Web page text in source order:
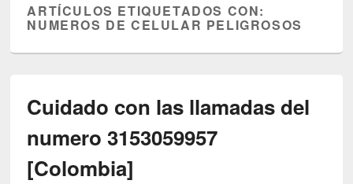
ARTÍCULOS ETIQUETADOS CON:
NUMEROS DE CELULAR PELIGROSOS
Cuidado con las llamadas del
numero 3153059957
[Colombia]